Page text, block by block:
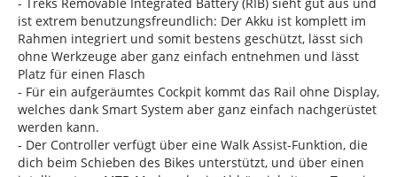
ist extrem benutzungsfreundlich: Der Akku ist komplett im
Rahmen integriert und somit bestens geschützt, lässt sich
ohne Werkzeuge aber ganz einfach entnehmen und lässt
Platz für einen Flasch
- Für ein aufgeräumtes Cockpit kommt das Rail ohne Display,
welches dank Smart System aber ganz einfach nachgerüstet
werden kann.
- Der Controller verfügt über eine Walk Assist-Funktion, die
dich beim Schieben des Bikes unterstützt, und über einen